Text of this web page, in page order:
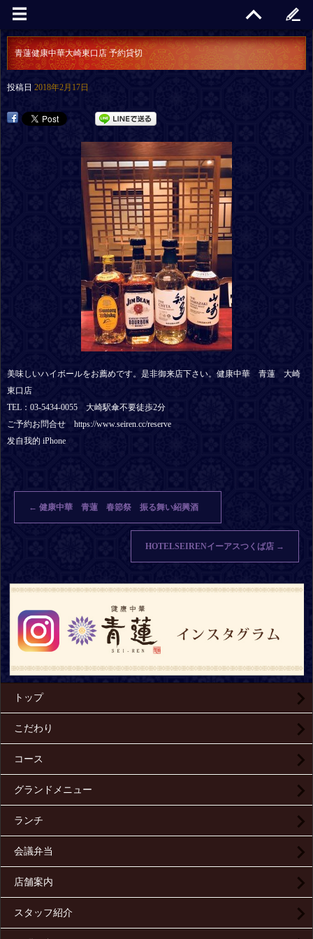
青蓮健康中華大崎東口店 予約貸切
投稿日 2018年2月17日
美味しいハイボールをお薦めです。是非御来店下さい。健康中華 青蓮 大崎
東口店
TEL：03-5434-0055 大崎駅傘不要徒歩2分
ご予約お問合せ https://www.seiren.cc/reserve
发自我的 iPhone
← 健康中華 青蓮 春節祭 振る舞い紹興酒
HOTELSEIRENイーアスつくば店 →
トップ
こだわり
コース
グランドメニュー
ランチ
会議弁当
店舗案内
スタッフ紹介